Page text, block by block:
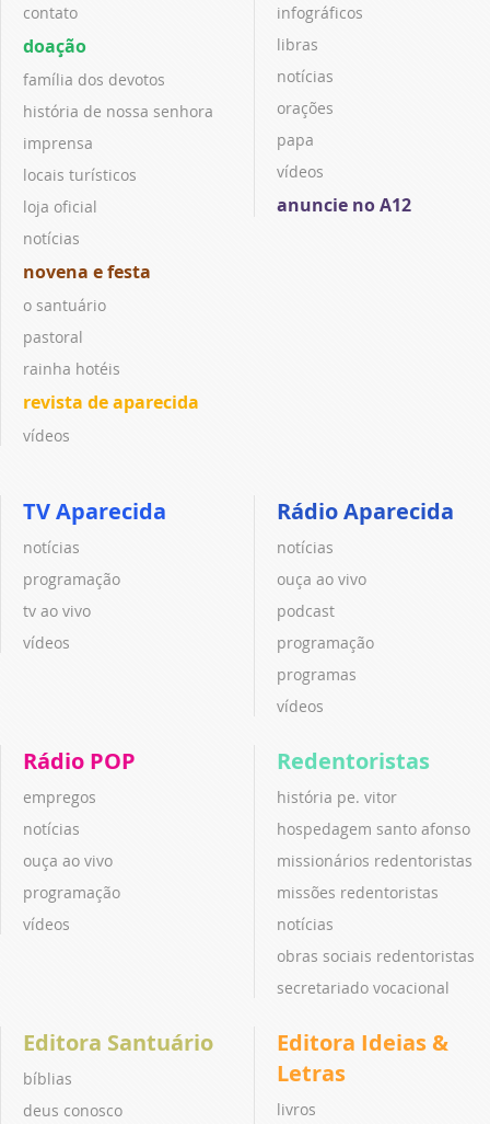
contato
doação
família dos devotos
história de nossa senhora
imprensa
locais turísticos
loja oficial
notícias
novena e festa
o santuário
pastoral
rainha hotéis
revista de aparecida
vídeos
infográficos
libras
notícias
orações
papa
vídeos
anuncie no A12
TV Aparecida
notícias
programação
tv ao vivo
vídeos
Rádio Aparecida
notícias
ouça ao vivo
podcast
programação
programas
vídeos
Rádio POP
empregos
notícias
ouça ao vivo
programação
vídeos
Redentoristas
história pe. vitor
hospedagem santo afonso
missionários redentoristas
missões redentoristas
notícias
obras sociais redentoristas
secretariado vocacional
Editora Santuário
bíblias
deus conosco
Editora Ideias &
Letras
livros